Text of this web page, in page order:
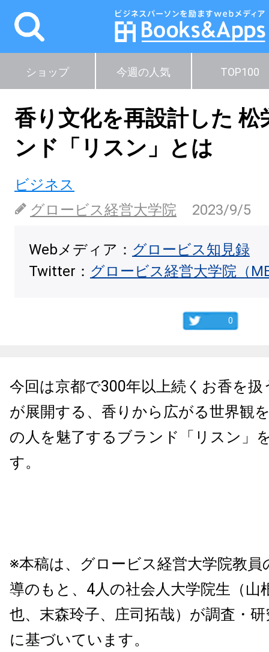
ショップ 今週の人気 TOP100
香り文化を再設計した 松
ンド「リスン」とは
ビジネス
グロービス経営大学院
2023/9/5
Webメディア： グロービス知見録
Twitter： グロービス経営大学院（
0
今回は京都で300年以上続くお香を扱
が展開する、香りから広がる世界観
の人を魅了するブランド「リスン」
す。
※本稿は、グロービス経営大学院教員
導のもと、4人の社会人大学院生（山
也、末森玲子、庄司拓哉）が調査・
に基づいています。